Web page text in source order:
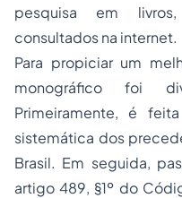
pesquisa em
consultados na internet.
Para propiciar um
monográfico foi
Primeiramente, é
sistemática dos
Brasil. Em seguida,
artigo 489, §1º do